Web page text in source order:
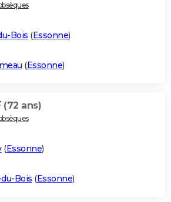
Bois (Essonne)
(Essonne)
(72 ans)
(Essonne)
Bois (Essonne)